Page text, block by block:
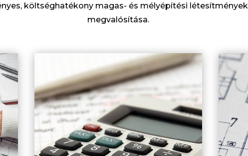
költséghatékony magas- és mélyépítési létesítmények
megvalósítása.